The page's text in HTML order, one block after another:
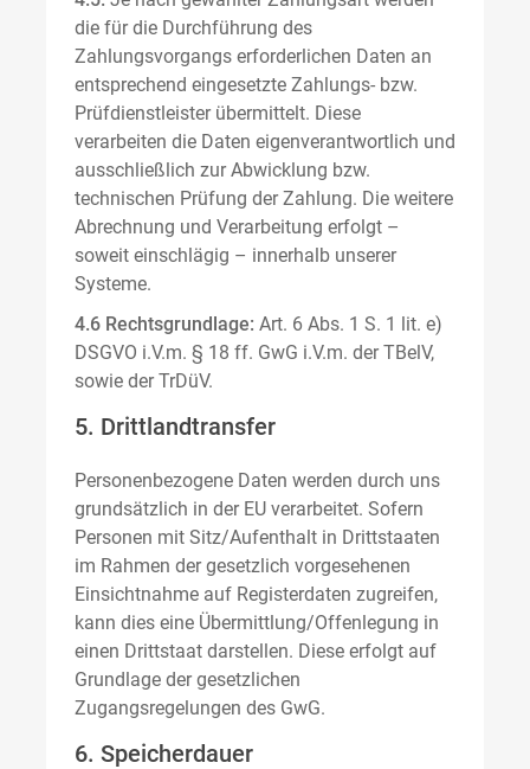
die für die Durchführung des
Zahlungsvorgangs erforderlichen Daten an
entsprechend eingesetzte Zahlungs- bzw.
Prüfdienstleister übermittelt. Diese
verarbeiten die Daten eigenverantwortlich und
ausschließlich zur Abwicklung bzw.
technischen Prüfung der Zahlung. Die weitere
Abrechnung und Verarbeitung erfolgt –
soweit einschlägig – innerhalb unserer
Systeme.
4.6 Rechtsgrundlage: Art. 6 Abs. 1 S. 1 lit. e)
DSGVO i.V.m. § 18 ff. GwG i.V.m. der TBelV,
sowie der TrDüV.
5. Drittlandtransfer
Personenbezogene Daten werden durch uns
grundsätzlich in der EU verarbeitet. Sofern
Personen mit Sitz/Aufenthalt in Drittstaaten
im Rahmen der gesetzlich vorgesehenen
Einsichtnahme auf Registerdaten zugreifen,
kann dies eine Übermittlung/Offenlegung in
einen Drittstaat darstellen. Diese erfolgt auf
Grundlage der gesetzlichen
Zugangsregelungen des GwG.
6. Speicherdauer